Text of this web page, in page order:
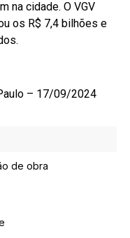
na cidade. O VGV
os R$ 7,4 bilhões e
– 17/09/2024
de obra